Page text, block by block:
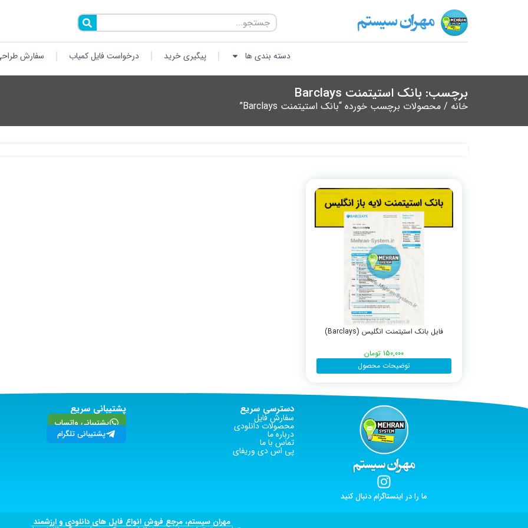
دسته بندی ها پیگیری خرید درخواست فایل کمیاب سفارش
برچسب: بانک استیتمنت Barclays
خانه / محصولات برچسب خورده “بانک استیتمنت Barclays”
فایل بانک استیتمنت انگلیس (Barclays)
150,000 تومان
توضیحات محصول
ما را در اینستاگرام دنبال کنید
دسترسی سریع
سفارش فایل
محصولات دانلودی
درباره ما
تماس با ما
پی اس دی وریفای
پشتیبانی سریع
پشتیبانی واتساپ
پشتیبانی تلگرام
مهران سیستم، مرجع فروش انواع فایل های دانلودی و ارزشمند